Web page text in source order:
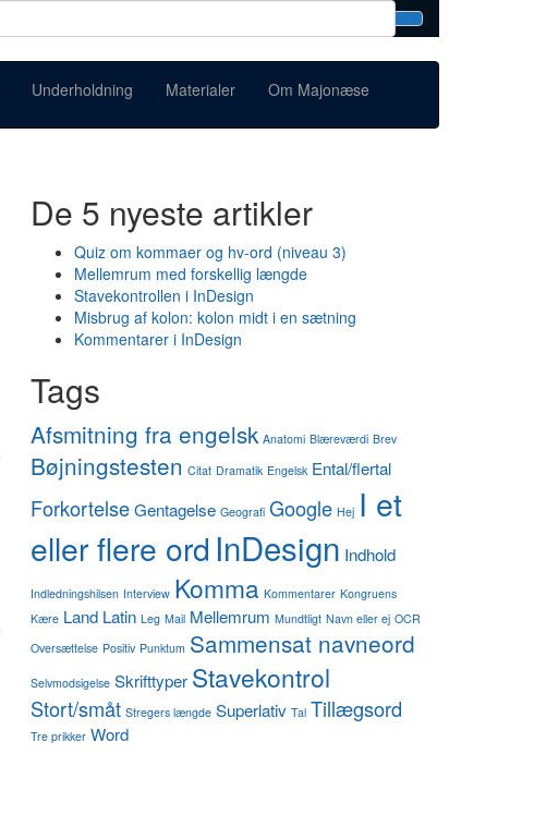
Underholdning Materialer Om Majonæse
De 5 nyeste artikler
Quiz om kommaer og hv-ord (niveau 3)
Mellemrum med forskellig længde
Stavekontrollen i InDesign
Misbrug af kolon: kolon midt i en sætning
Kommentarer i InDesign
Tags
Afsmitning fra engelsk Anatomi Blæreværdi Brev
Bøjningstesten Citat Dramatik Engelsk Ental/flertal
ForkortelseGentagelse Geografi Google Hej I et
eller flere ord InDesign Indhold
Indledningshilsen Interview Komma Kommentarer Kongruens
Kære Land Latin Leg Mail Mellemrum Mundtligt Navn eller ej OCR
Oversættelse Positiv Punktum Sammensat navneord
Selvmodsigelse Skrifttyper Stavekontrol
Stort/småt Stregers længde Superlativ Tal Tillægsord
Tre prikker Word